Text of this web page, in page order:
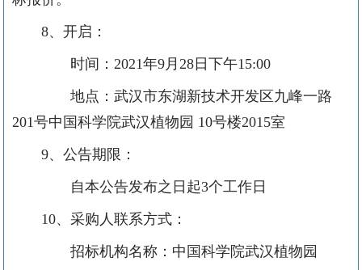
8、开启：
时间： 2021年9月28日下午15:00
地点：武汉市东湖新技术开发区九峰一路
201号中国科学院武汉植物园 10号楼2015室
9、公告期限：
自本公告发布之日起3个工作日
10、采购人联系方式：
招标机构名称：中国科学院武汉植物园